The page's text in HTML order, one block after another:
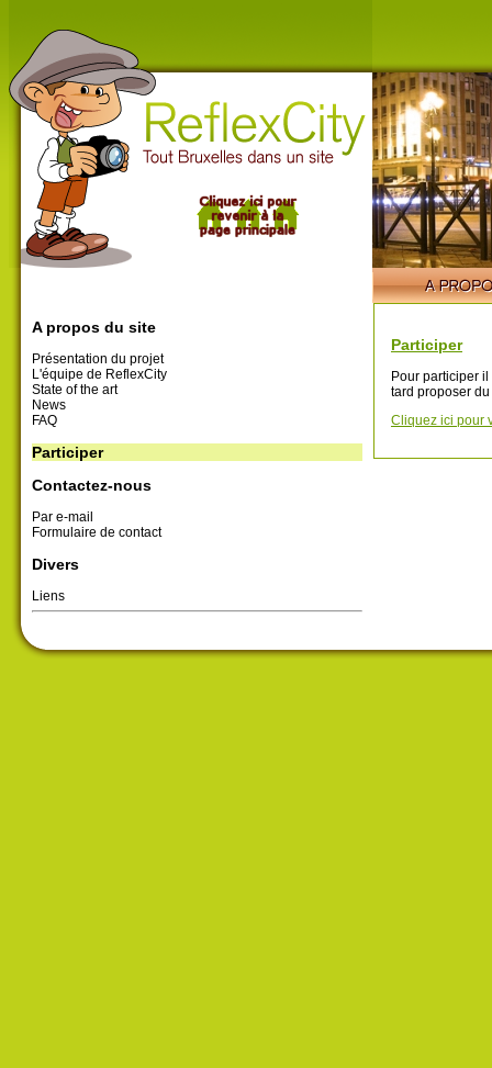
A propos du site
Présentation du projet
L'équipe de ReflexCity
State of the art
News
FAQ
Participer
Contactez-nous
Par e-mail
Formulaire de contact
Divers
Liens
Participer
Pour participer
tard proposer
Cliquez ici pour